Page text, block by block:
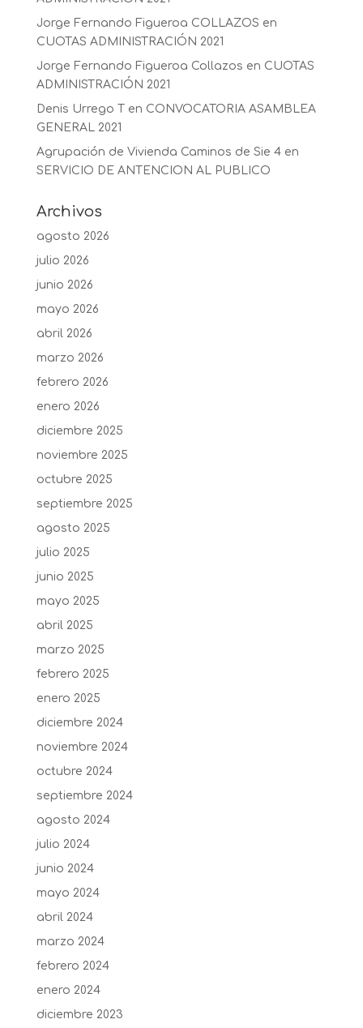
Jorge Fernando Figueroa COLLAZOS en
CUOTAS ADMINISTRACIÓN 2021
Jorge Fernando Figueroa Collazos en CUOTAS
ADMINISTRACIÓN 2021
Denis Urrego T
en CONVOCATORIA ASAMBLEA
GENERAL 2021
Agrupación de Vivienda Caminos de Sie 4en
SERVICIO DE ANTENCION AL PUBLICO
Archivos
agosto 2026
julio 2026
junio 2026
mayo 2026
abril 2026
marzo 2026
febrero 2026
enero 2026
diciembre 2025
noviembre 2025
octubre 2025
septiembre 2025
agosto 2025
julio 2025
junio 2025
mayo 2025
abril 2025
marzo 2025
febrero 2025
enero 2025
diciembre 2024
noviembre 2024
octubre 2024
septiembre 2024
agosto 2024
julio 2024
junio 2024
mayo 2024
abril 2024
marzo 2024
febrero 2024
enero 2024
diciembre 2023